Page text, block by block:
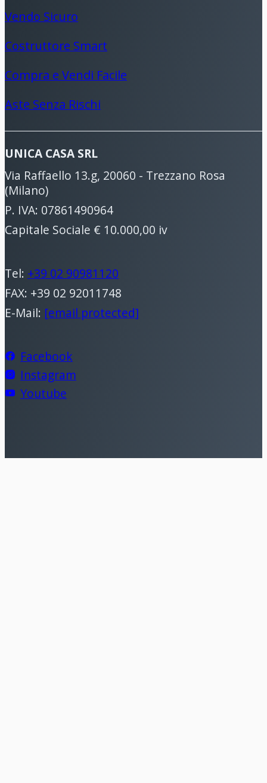
Vendo Sicuro
Costruttore Smart
Compra e Vendi Facile
Aste Senza Rischi
UNICA CASA SRL
Via Raffaello 13.g, 20060 - Trezzano Rosa
(Milano)
P. IVA: 07861490964
Capitale Sociale € 10.000,00 iv
Tel: +39 02 90981120
FAX: +39 02 92011748
E-Mail: [email protected]
Facebook
Instagram
Youtube